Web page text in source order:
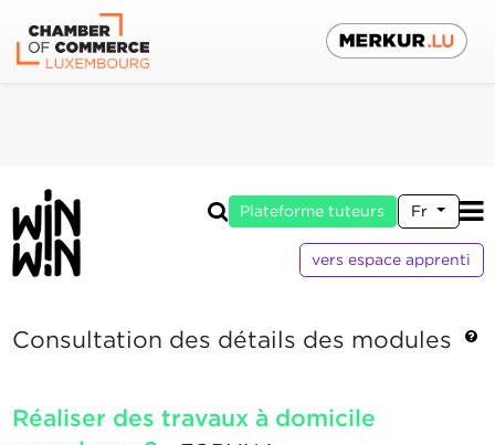
Plateforme tuteurs Fr
vers espace apprenti
Consultation des détails des modules
Réaliser des travaux à domicile